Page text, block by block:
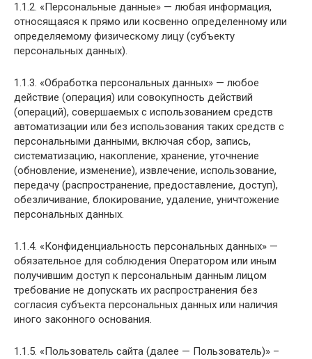
1.1.2. «Персональные данные» — любая информация,
относящаяся к прямо или косвенно определенному или
определяемому физическому лицу (субъекту
персональных данных).
1.1.3. «Обработка персональных данных» — любое
действие (операция) или совокупность действий
(операций), совершаемых с использованием средств
автоматизации или без использования таких средств с
персональными данными, включая сбор, запись,
систематизацию, накопление, хранение, уточнение
(обновление, изменение), извлечение, использование,
передачу (распространение, предоставление, доступ),
обезличивание, блокирование, удаление, уничтожение
персональных данных.
1.1.4. «Конфиденциальность персональных данных» —
обязательное для соблюдения Оператором или иным
получившим доступ к персональным данным лицом
требование не допускать их распространения без
согласия субъекта персональных данных или наличия
иного законного основания.
1.1.5. «Пользователь сайта (далее — Пользователь)» –